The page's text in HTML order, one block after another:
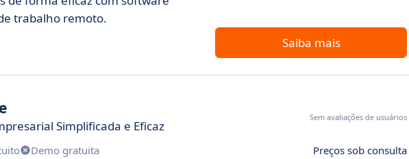
trabalho remoto.
Saiba mais
Simplificada e Eficaz
Sem avaliações de usuários
Demo gratuita Preços sob consulta